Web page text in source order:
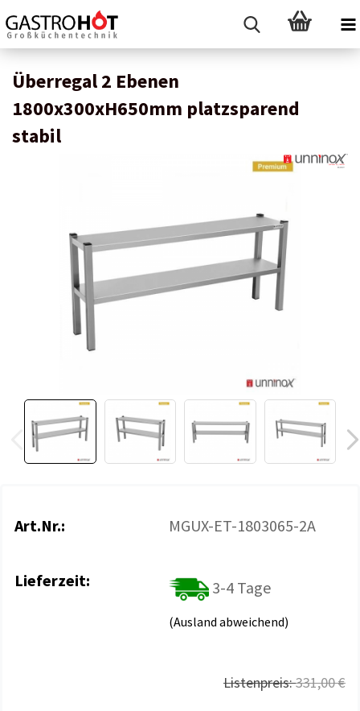
Überregal 2 Ebenen
1800x300xH650mm platzsparend
stabil
Art.Nr.: MGUX-ET-1803065-2A
Lieferzeit: 3-4 Tage
(Ausland abweichend)
Listenpreis:331,00 €